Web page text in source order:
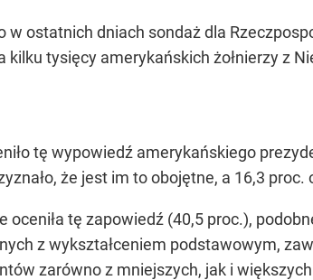
w ostatnich dniach sondaż dla
kilku tysięcy amerykańskich żołnierzy z
tę wypowiedź amerykańskiego
że jest im to obojętne, a 16,3 proc.
tę zapowiedź (40,5 proc.),
z wykształceniem podstawowym,
zarówno z mniejszych, jak i